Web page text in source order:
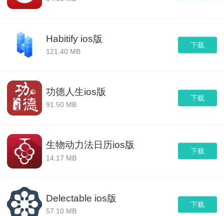
下载
Habitify ios版
121.40 MB
下载
功德人生ios版
91.50 MB
下载
生物动力法日历ios版
14.17 MB
下载
Delectable ios版
57.10 MB